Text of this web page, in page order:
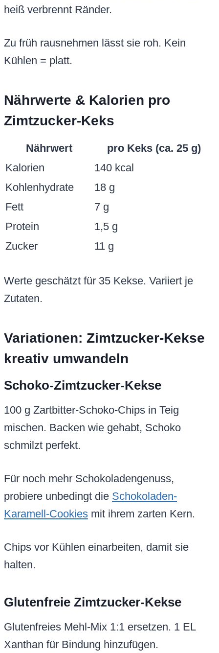
heiß verbrennt Ränder.
Zu früh rausnehmen lässt sie roh. Kein
Kühlen = platt.
Nährwerte & Kalorien pro
Zimtzucker-Keks
Nährwert
pro Keks (ca. 25 g)
Kalorien
140 kcal
Kohlenhydrate
18 g
Fett
7 g
Protein
1,5 g
Zucker
11 g
Werte geschätzt für 35 Kekse. Variiert je
Zutaten.
Variationen: Zimtzucker-Kekse
kreativ umwandeln
Schoko-Zimtzucker-Kekse
100 g Zartbitter-Schoko-Chips in Teig
mischen. Backen wie gehabt, Schoko
schmilzt perfekt.
Für noch mehr Schokoladengenuss,
probiere unbedingt die Schokoladen-
Karamell-Cookies mit ihrem zarten Kern.
Chips vor Kühlen einarbeiten, damit sie
halten.
Glutenfreie Zimtzucker-Kekse
Glutenfreies Mehl-Mix 1:1 ersetzen. 1 EL
Xanthan für Bindung hinzufügen.